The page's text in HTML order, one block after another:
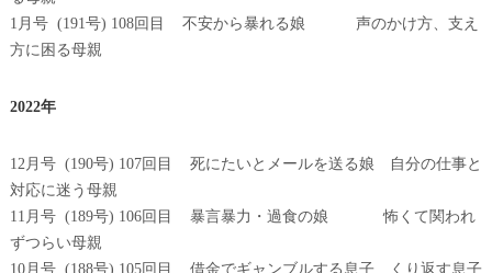
1月号 (191号) 108回目 不安から暴れる娘 声のかけ方、支え
方に困る母親
2022年
12月号 (190号) 107回目 死にたいとメールを送る娘 自分の仕事と
対応に迷う母親
11月号 (189号) 106回目 暴言暴力・過食の娘 怖くて関われ
ずつらい母親
10月号 (188号) 105回目 借金でギャンブルする息子 くり返す息子